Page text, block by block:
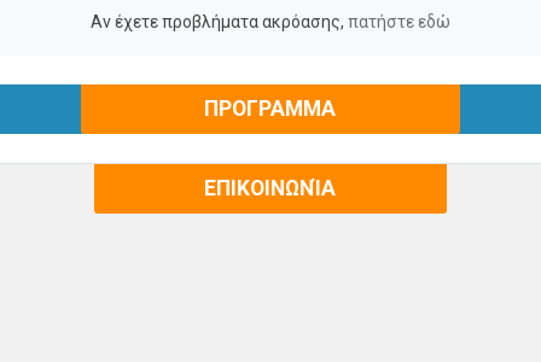
Αν έχετε προβλήματα ακρόασης, πατήστε εδώ
ΠΡΟΓΡΑΜΜΑ
ΕΠΙΚΟΙΝΩΝΊΑ